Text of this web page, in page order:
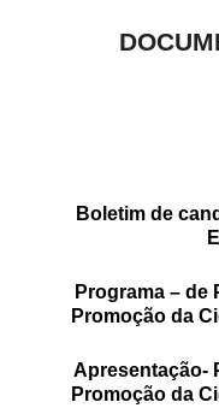
Oferta formativa
Matrículas
Boletim de
Programa – de
Promoção da
Apresentação-
Promoção da